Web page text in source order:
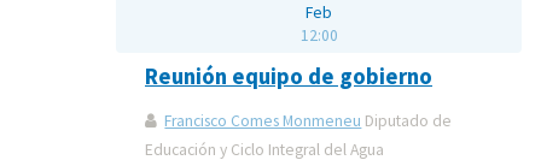
Feb
12:00
Reunión equipo de gobierno
Francisco Comes Monmeneu Diputado de
Educación y Ciclo Integral del Agua